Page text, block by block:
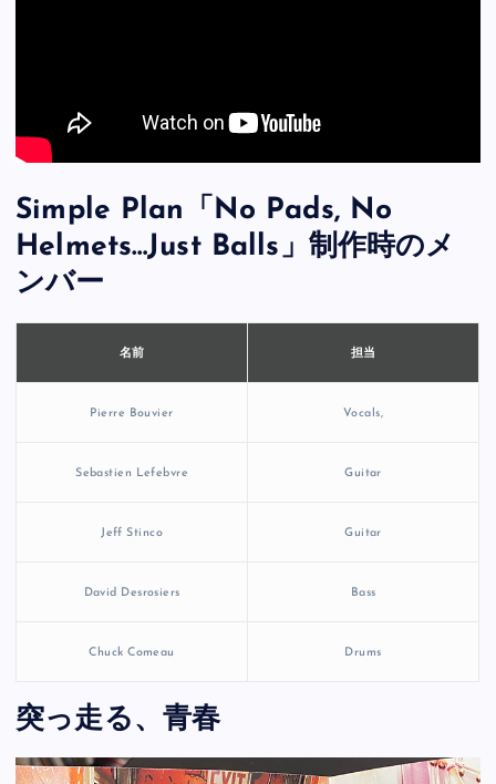
Simple Plan「No Pads, No
Helmets…Just Balls」制作時のメ
ンバー
名前 担当
Pierre Bouvier Vocals,
Sebastien Lefebvre Guitar
Jeff Stinco Guitar
David Desrosiers Bass
Chuck Comeau Drums
突っ走る、青春